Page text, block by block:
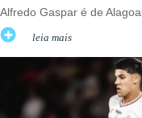
Alfredo Gaspar é de
leia mais